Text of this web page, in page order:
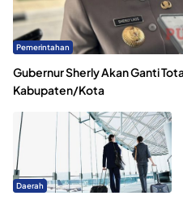
Pemerintahan
Gubernur Sherly Akan Ganti
Kabupaten/Kota
Daerah